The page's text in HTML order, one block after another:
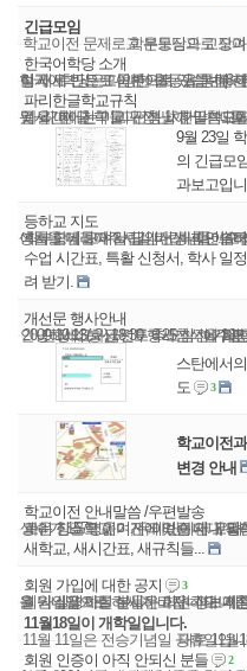
긴급모임
학교이전 문제로 학부모님과 교장과의 모임이 있습
한국어학당 소개
한국어학당은 다양한 활동을 통해 한국어 듣기, 말하기 실력을 기르기 위해 특
파리한글학교규칙
파 리 한 글 학 교 규 칙 1. 한글학교에서는 반드시 한국
9월 23일
의 긴급모
과보고입
등하교 지도
학부모님들께 알립니다. 새학년부터는 학교내의 질서를 위하여 학생들은 마당에서 함께 모여
수업 시간표, 특활 신청서, 학사 일
려 받기.
개선문 행사안내
안녕하세요 ? 금년도 6.25 참전 기념행사를 아래와 같이 실시합니다. ㅇ 행사명 : 단장의
스탄에서
도
3
학교이전
변경 안내
학교이전 안내말씀 /우편발송
파리 한글학교 이전에 따른 안내 말씀을 올립니다. 한글학교가 10월7일부터 새로운 장소로 옮기
새학교, 새시간표, 새규칙들...
회원 가입에 대한 공지 3
회원 실명제를 실시하고자 하오니 참여를 부탁드립니다. 학생들은 자신의 이름을 닉네임
11월18일이 개학일입니다.
11월 11일은 전승기념일 공휴일입니다.
회원 인증이 아직 안되신 분들
2